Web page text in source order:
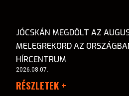
JÓCSKÁN MEGDŐLT AZ
MELEGREKORD AZ
HÍRCENTRUM
2026.08.07.
RÉSZLETEK +